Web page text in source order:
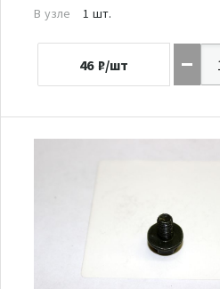
В узле
1 шт.
46 ₽/шт